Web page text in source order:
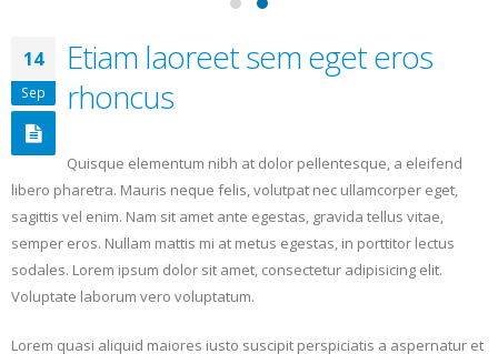
14
Sep
Etiam laoreet sem eget eros
rhoncus
Quisque elementum nibh at dolor pellentesque, a eleifend
libero pharetra. Mauris neque felis, volutpat nec ullamcorper eget,
sagittis vel enim. Nam sit amet ante egestas, gravida tellus vitae,
semper eros. Nullam mattis mi at metus egestas, in porttitor lectus
sodales. Lorem ipsum dolor sit amet, consectetur adipisicing elit.
Voluptate laborum vero voluptatum.
Lorem quasi aliquid maiores iusto suscipit perspiciatis a aspernatur et